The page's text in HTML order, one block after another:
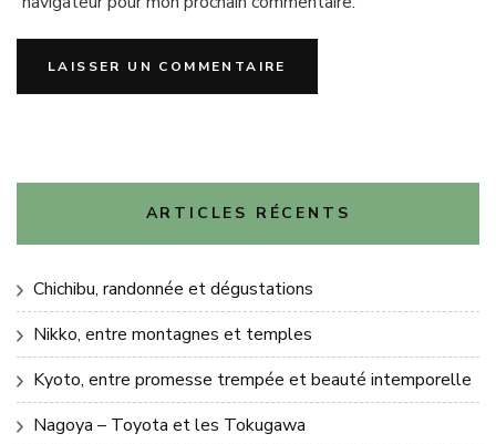
ARTICLES RÉCENTS
Chichibu, randonnée et dégustations
Nikko, entre montagnes et temples
Kyoto, entre promesse trempée et beauté intemporelle
Nagoya – Toyota et les Tokugawa